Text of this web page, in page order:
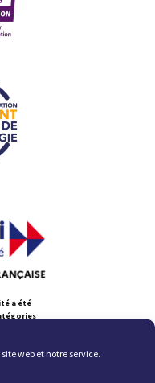
web et notre service.
a été